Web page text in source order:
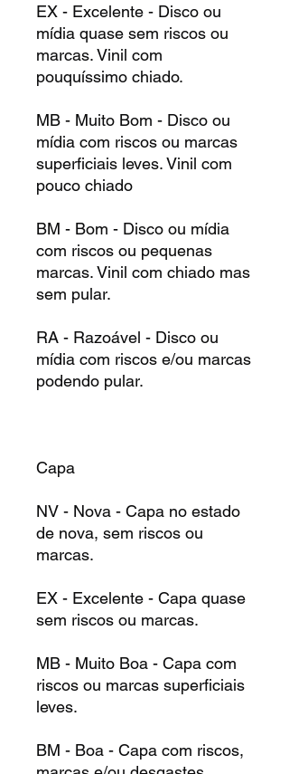
EX - Excelente - Disco ou
mídia quase sem riscos ou
marcas. Vinil com
pouquíssimo chiado.
MB - Muito Bom - Disco ou
mídia com riscos ou marcas
superficiais leves. Vinil com
pouco chiado
BM - Bom - Disco ou mídia
com riscos ou pequenas
marcas. Vinil com chiado mas
sem pular.
RA - Razoável - Disco ou
mídia com riscos e/ou marcas
podendo pular.
Capa
NV - Nova - Capa no estado
de nova, sem riscos ou
marcas.
EX - Excelente - Capa quase
sem riscos ou marcas.
MB - Muito Boa - Capa com
riscos ou marcas superficiais
leves.
BM - Boa - Capa com riscos,